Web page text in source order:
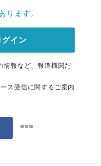
ります。
グイン
情報など、報道機関だ
ス受信に関するご案内